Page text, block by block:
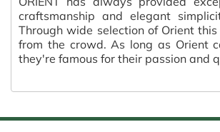
craftsmanship and elegant
Through wide selection of Orient
from the crowd. As long as Orient
they're famous for their passion and